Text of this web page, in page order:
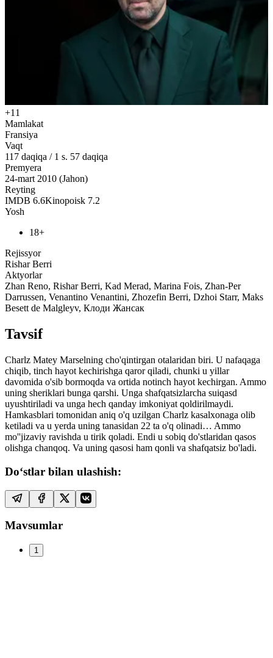
+11
Mamlakat
Fransiya
Vaqt
117 daqiqa / 1 s. 57 daqiqa
Premyera
24-mart 2010 (Jahon)
Reyting
IMDB 6.6Kinopoisk 7.2
Yosh
18+
Rejissyor
Rishar Berri
Aktyorlar
Zhan Reno, Rishar Berri, Kad Merad, Marina Fois, Zhan-Per
Darrussen, Venantino Venantini, Zhozefin Berri, Dzhoi Starr, Maks
Besett de Malgleyv, Клоди Жансак
Tavsif
Charlz Matey Marselning cho'qintirgan otalaridan biri. U nafaqaga
chiqib, tinch hayot kechirishga qaror qiladi, chunki u yillar
davomida o'sib bormoqda va ortida notinch hayot kechirgan. Ammo
uning sheriklari bunga qarshi. Unga shafqatsizlarcha suiqasd
uyushtiriladi va unga hech qanday imkoniyat qoldirilmaydi.
Hamkasblari tomonidan aniq o'q uzilgan Charlz kasalxonaga olib
ketiladi va u yerda uning tanasidan 22 ta o'q olinadi… Ammo
mo''jizaviy ravishda u tirik qoladi. Endi u sobiq do'stlaridan qasos
olishga chanqoq. Va uning qasosi ham qonli va shafqatsiz bo'ladi.
Do‘stlar bilan ulashish:
Mavsumlar
1